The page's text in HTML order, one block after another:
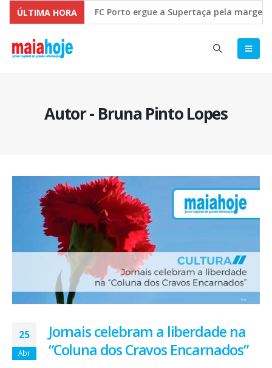
ÚLTIMA HORAFC Porto ergue a Supertaça pela margem
Comissão Europeia quer ouvir as PME’s
Autor - Bruna Pinto Lopes
25
Abr
Jornais celebram a liberdade na
“Coluna dos Cravos Encarnados”